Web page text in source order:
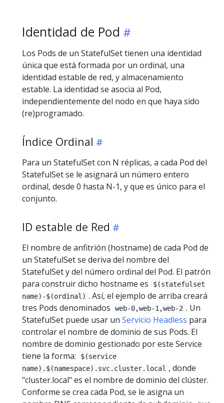
Identidad de Pod
Los Pods de un StatefulSet tienen una identidad
única que está formada por un ordinal, una
identidad estable de red, y almacenamiento
estable. La identidad se asocia al Pod,
independientemente del nodo en que haya sido
(re)programado.
Índice Ordinal
Para un StatefulSet con N réplicas, a cada Pod del
StatefulSet se le asignará un número entero
ordinal, desde 0 hasta N-1, y que es único para el
conjunto.
ID estable de Red
El nombre de anfitrión (hostname) de cada Pod de
un StatefulSet se deriva del nombre del
StatefulSet y del número ordinal del Pod. El patrón
para construir dicho hostname es
$(statefulset
name)-$(ordinal) . Así, el ejemplo de arriba creará
tres Pods denominados
web-0,web-1,web-2 . Un
StatefulSet puede usar un Servicio Headless para
controlar el nombre de dominio de sus Pods. El
nombre de dominio gestionado por este Service
tiene la forma:
$(service
name).$(namespace).svc.cluster.local , donde
"cluster.local" es el nombre de dominio del clúster.
Conforme se crea cada Pod, se le asigna un